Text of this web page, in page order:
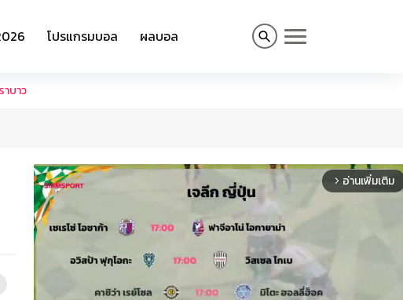
โปรแกรมบอล ผลบอล
าบาว
arrow_forward_ios อ่านเพิ่มเติม